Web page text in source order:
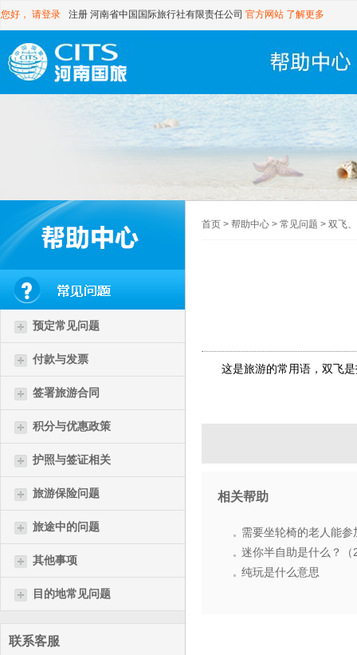
您好， 请登录 注册 河南省中国国际旅行社有限责任公司 官方网站 了解更多
预定常见问题
付款与发票
签署旅游合同
积分与优惠政策
护照与签证相关
旅游保险问题
旅途中的问题
其他事项
目的地常见问题
联系客服
首页 > 帮助中心 > 常见问题 > 双飞
这是旅游的常用语，双飞
相关帮助
需要坐轮椅的老人能参
迷你半自助是什么？（
纯玩是什么意思